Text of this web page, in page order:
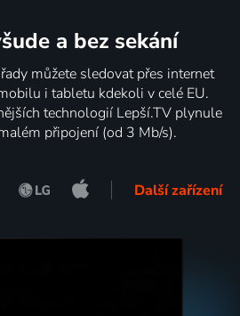
a bez sekání
můžete sledovat přes internet
i tabletu kdekoli v celé EU.
technologií Lepší.TV plynule
připojení (od 3 Mb/s).
Další zařízení